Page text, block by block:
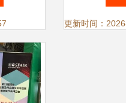
更新时间：